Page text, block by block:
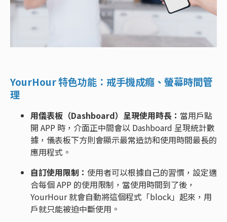
YourHour 特色功能：戒手機成癮、螢幕時間管
理
用儀表板（Dashboard）呈現使用時長： 當用戶點
開 APP 時，介面正中間會以 Dashboard 呈現統計數
據，儀表板下方則會顯示最常造訪和使用時間最長的
應用程式。
自訂使用限制： 使用者可以根據自己的習慣，設定適
合每個 APP 的使用限制，當使用時間到了後，
YourHour 就會自動將這個程式「block」起來，用
戶就只能被迫中斷使用。